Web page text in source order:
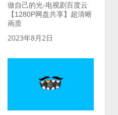
做自己的光-电视剧百度云
【1280P网盘共享】超清晰
画质
2023年8月2日